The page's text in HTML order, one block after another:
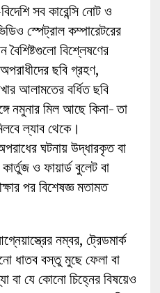
সব কারেন্সি নোট ও
স্পেট্রাল কম্পারেটরের
বিশ্লেষণের
ছবি গ্রহণ,
আলামতের বর্ধিত ছবি
নমুনার মিল আছে কিনা- তা
ল্যাব থেকে।
ঘটনায় উদ্ধারকৃত বা
ও ফায়ার্ড বুলেট বা
পর বিশেষজ্ঞ মতামত
নম্বর, ট্রেডমার্ক
ধাতব বস্তু মুছে ফেলা বা
বা যে কোনো চিহ্নের বিষয়েও